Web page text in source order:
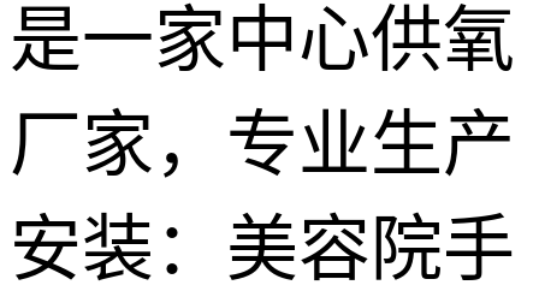
是一家中心供氧
厂家，专业生产
安装：美容院手
统
气体终端
护理设备带
走廊扶手
手术室净化